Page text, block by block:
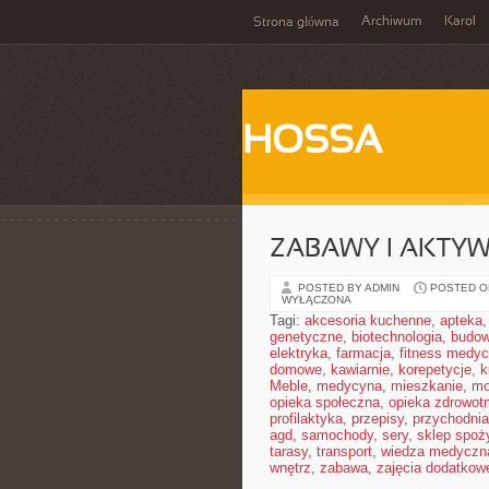
Strona główna Archiwum Karol
HOSSA
ZABAWY I
POSTED BY ADMIN POSTED
WYŁĄCZONA
Tagi: akcesoria kuchenne, apteka,
genetyczne, biotechnologia,
elektryka, farmacja, fitness
domowe, kawiarnie, korepetycje,
Meble, medycyna, mieszkanie,
opieka społeczna, opieka
profilaktyka, przepisy, przychodnia
agd, samochody, sery, sklep
tarasy, transport, wiedza
wnętrz, zabawa, zajęcia